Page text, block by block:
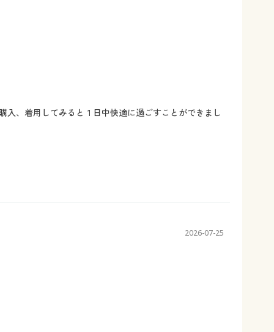
、着用してみると１日中快適に過ごすことができまし
2026-07-25